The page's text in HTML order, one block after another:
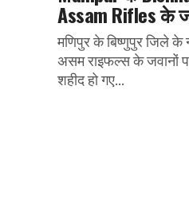
Assam Rifles के
मणिपुर के बिष्णुपुर जिले
असम राइफल्स के जवानों
शहीद हो गए...